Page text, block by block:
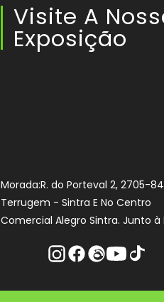
Visite A
Exposição
Morada:R. do Porteval 2, 2705-
Terrugem - Sintra E No Centro
Comercial Alegro Sintra. Junto à
Instagram
Facebook
ThreadsYoutube
Tiktok